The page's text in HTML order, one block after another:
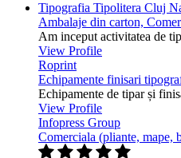
Tipografia Tipolitera Cluj
Ambalaje din carton,
Am inceput activitatea de
View Profile
Roprint
Echipamente finisari
Echipamente de tipar și
View Profile
Infopress Group
Comerciala (pliante, mape,